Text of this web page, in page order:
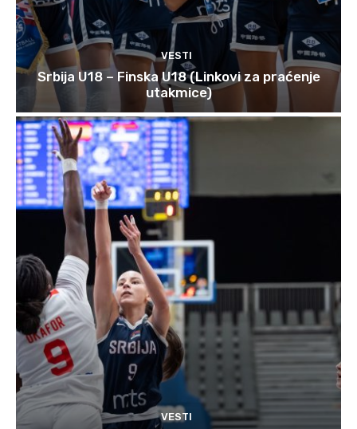
VESTI
Srbija U18 – Finska U18 (Linkovi za praćenje
utakmice)
VESTI